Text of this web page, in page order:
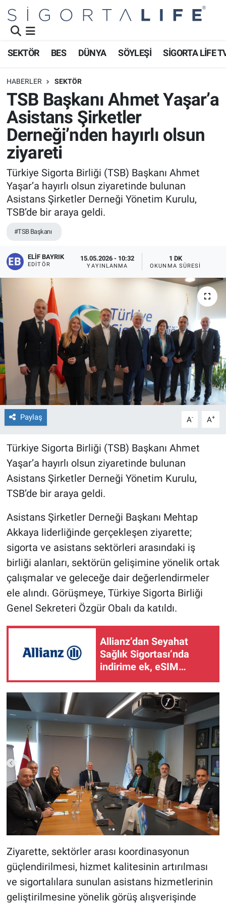
SEKTÖR BES DÜNYA SÖYLEŞİ SİGORTA LİFE
HABERLER SEKTÖR
TSB Başkanı Ahmet Yaşar’a
Asistans Şirketler
Derneği’nden hayırlı olsun
ziyareti
Türkiye Sigorta Birliği (TSB) Başkanı Ahmet
Yaşar’a hayırlı olsun ziyaretinde bulunan
Asistans Şirketler Derneği Yönetim Kurulu,
TSB’de bir araya geldi.
#TSB Başkanı
ELIF BAYRIK
EDITÖR
15.05.2026 - 10:32
YAYINLANMA
1 DK
OKUNMA SÜRESI
Paylaş A- A+
Türkiye Sigorta Birliği (TSB) Başkanı Ahmet
Yaşar’a hayırlı olsun ziyaretinde bulunan
Asistans Şirketler Derneği Yönetim Kurulu,
TSB’de bir araya geldi.
Asistans Şirketler Derneği Başkanı Mehtap
Akkaya liderliğinde gerçekleşen ziyarette;
sigorta ve asistans sektörleri arasındaki iş
birliği alanları, sektörün gelişimine yönelik ortak
çalışmalar ve geleceğe dair değerlendirmeler
ele alındı. Görüşmeye, Türkiye Sigorta Birliği
Genel Sekreteri Özgür Obalı da katıldı.
Allianz’dan Seyahat
Sağlık Sigortası’nda
indirime ek, eSIM
Booking’de yüzde 75’e
varan fırsat
Ziyarette, sektörler arası koordinasyonun
güçlendirilmesi, hizmet kalitesinin artırılması
ve sigortalılara sunulan asistans hizmetlerinin
geliştirilmesine yönelik görüş alışverişinde
Namaz Vakitleri
Trafik Durumu
Süper Lig Puan Durumu ve Fikstür
Tüm Manşetler
Son Dakika Haberleri
Haber Arşivi